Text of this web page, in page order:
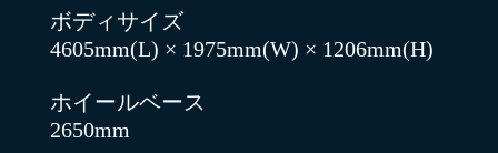
ボディサイズ
4605mm(L) × 1975mm(W) × 1206mm(H)
ホイールベース
2650mm